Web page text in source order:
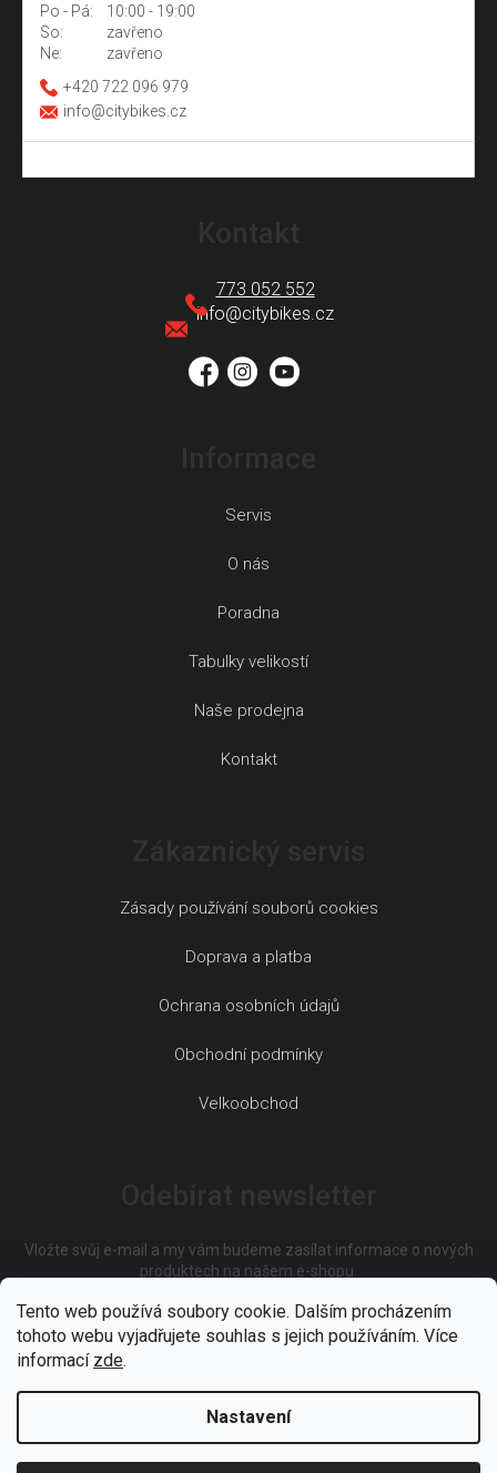
Tento web používá soubory cookie. Dalším procházením
tohoto webu vyjadřujete souhlas s jejich používáním. Více
informací zde.
Nastavení
Po - Pá:
10:00 - 19:00
So:
zavřeno
Ne:
zavřeno
+420 722 096 979
info@citybikes.cz
info@citybikes.cz
773 052 552
Servis
O nás
Poradna
Tabulky velikostí
Naše prodejna
Kontakt
Zásady používání souborů cookies
Doprava a platba
Ochrana osobních údajů
Obchodní podmínky
Velkoobchod
Vložte svůj e-mail a my vám budeme zasílat informace o nových
produktech na našem e-shopu.
E-mail
Vložením e-mailu souhlasíte spodmínkami ochrany osobních
údajů